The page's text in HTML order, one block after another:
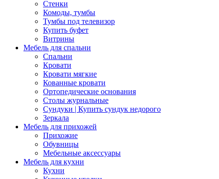
Стенки
Комоды, тумбы
Тумбы под телевизор
Купить буфет
Витрины
Мебель для спальни
Спальни
Кровати
Кровати мягкие
Кованные кровати
Ортопедические основания
Столы журнальные
Сундуки | Купить сундук недорого
Зеркала
Мебель для прихожей
Прихожие
Обувницы
Мебельные аксессуары
Мебель для кухни
Кухни